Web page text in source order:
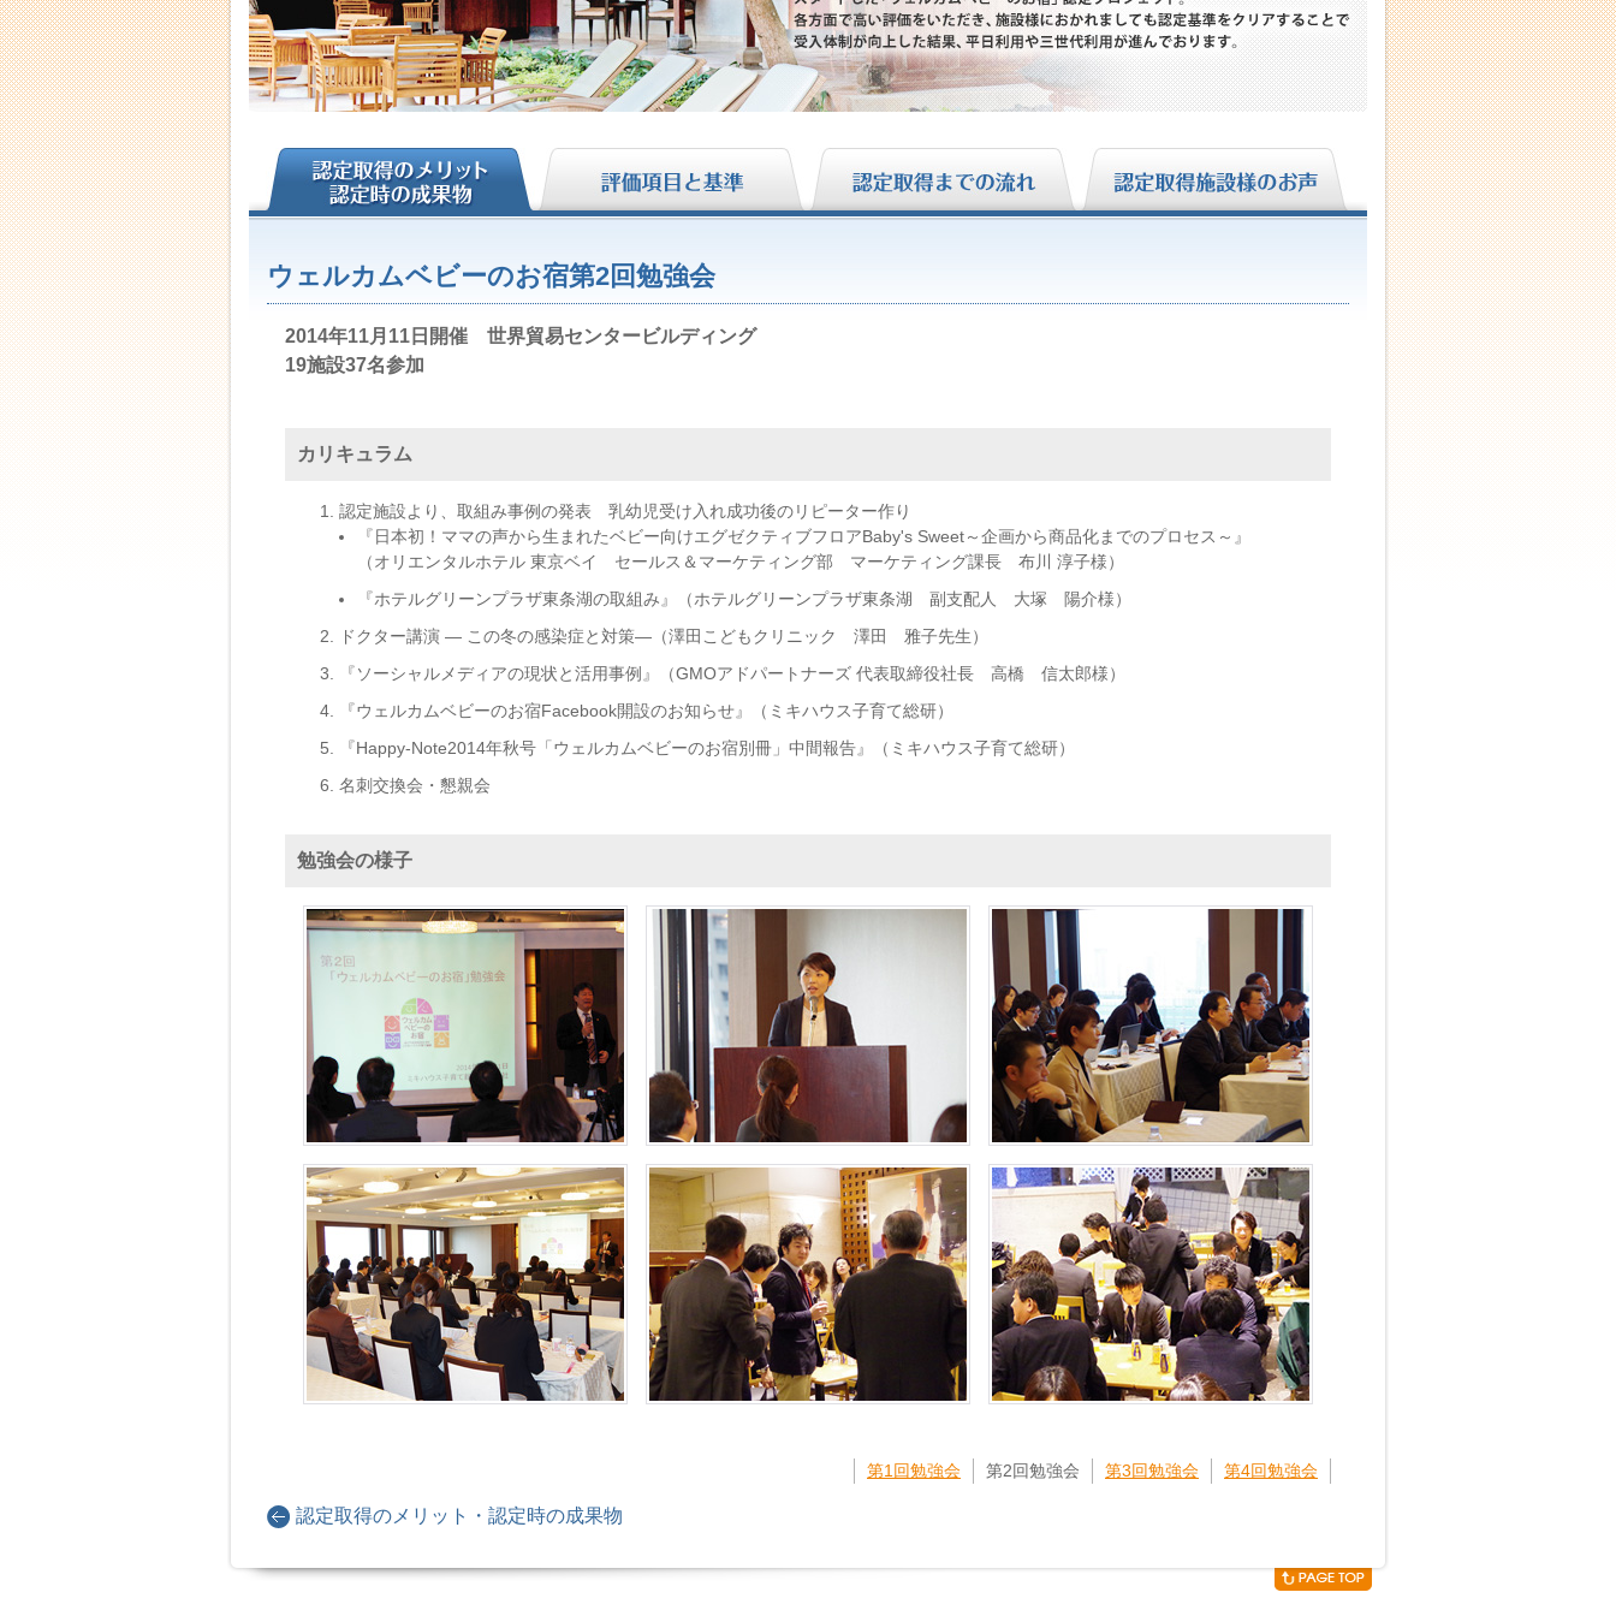
ウェルカムベビーのお宿第2回勉強会
2014年11月11日開催 世界貿易センタービルディング
19施設37名参加
カリキュラム
認定施設より、取組み事例の発表 乳幼児受け入れ成功後のリピーター作り
『日本初！ママの声から生まれたベビー向けエグゼクティブフロアBaby's Sweet～企画から商品化までのプロセス～』
（オリエンタルホテル 東京ベイ セールス＆マーケティング部 マーケティング課長 布川 淳子様）
『ホテルグリーンプラザ東条湖の取組み』（ホテルグリーンプラザ東条湖 副支配人 大塚 陽介様）
ドクター講演 ― この冬の感染症と対策―（澤田こどもクリニック 澤田 雅子先生）
『ソーシャルメディアの現状と活用事例』（GMOアドパートナーズ 代表取締役社長 高橋 信太郎様）
『ウェルカムベビーのお宿Facebook開設のお知らせ』（ミキハウス子育て総研）
『Happy-Note2014年秋号「ウェルカムベビーのお宿別冊」中間報告』（ミキハウス子育て総研）
名刺交換会・懇親会
勉強会の様子
第1回勉強会 第2回勉強会 第3回勉強会 第4回勉強会
認定取得のメリット・認定時の成果物